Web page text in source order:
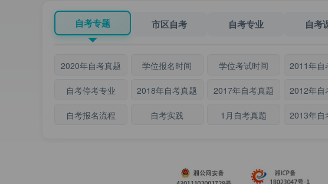
自考专题 市区自考 自考专业 自考
2020年自考真题 学位报名时间 学位考试时间 2011年自
自考停考专业 2018年自考真题 2017年自考真题 2012年自
自考报名流程 自考实践 1月自考真题 2013年自